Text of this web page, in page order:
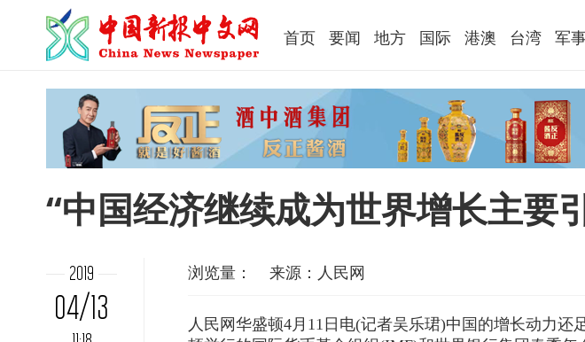
首页 要闻 地方 国际 港澳 台湾 军
“中国经济继续成为世界增长主要
2019
04/13
浏览量： 来源：人民网
人民网 华盛顿4月11日电(记者吴乐珺)中国的增长动力